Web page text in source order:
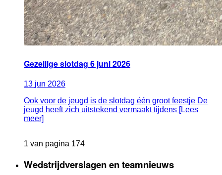
Gezellige slotdag 6 juni 2026
13 jun 2026
Ook voor de jeugd is de slotdag één groot feestje De
jeugd heeft zich uitstekend vermaakt tijdens [Lees
meer]
1 van pagina 174
Wedstrijdverslagen en teamnieuws